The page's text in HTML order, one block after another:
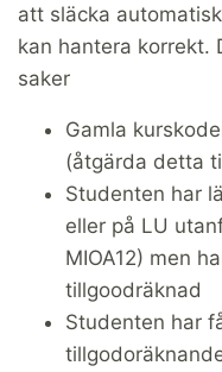
att släcka
kan hantera korrekt.
saker
Gamla
(åtgärda detta
Studenten har
eller på LU
MIOA12) men
tillgoodräknad
Studenten har